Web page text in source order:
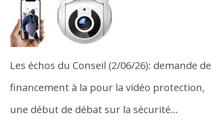
Les échos du Conseil (2/06/26): demande de
financement à la pour la vidéo protection,
une début de débat sur la sécurité…